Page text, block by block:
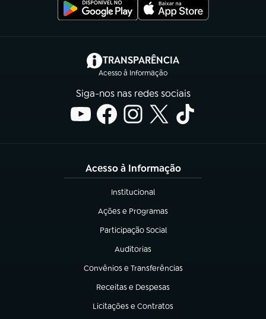
TRANSPARÊNCIA
Acesso à Informação
(abre em nova aba)
Siga-nos nas redes sociais
Acesso à Informação
Institucional
(abre em nova aba)
Ações e Programas
(abre em nova aba)
Participação Social
(abre em nova aba)
Auditorias
(abre em nova aba)
Convênios e Transferências
(abre em nova aba)
Receitas e Despesas
(abre em nova aba)
Licitações e Contratos
(abre em nova aba)